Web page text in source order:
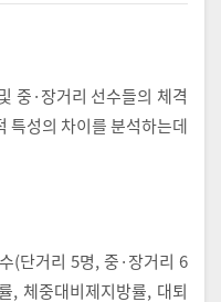
중·장거리 선수들의 체격
특성의 차이를 분석하는데
(단거리 5명, 중·장거리 6
, 체중대비제지방률, 대퇴